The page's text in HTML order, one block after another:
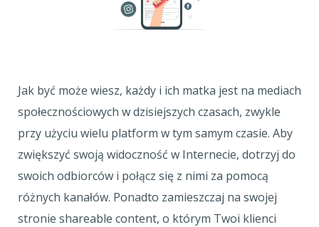
Jak być może wiesz, każdy i ich matka jest na mediach
społecznościowych w dzisiejszych czasach, zwykle
przy użyciu wielu platform w tym samym czasie. Aby
zwiększyć swoją widoczność w Internecie, dotrzyj do
swoich odbiorców i połącz się z nimi za pomocą
różnych kanałów. Ponadto zamieszczaj na swojej
stronie shareable content, o którym Twoi klienci